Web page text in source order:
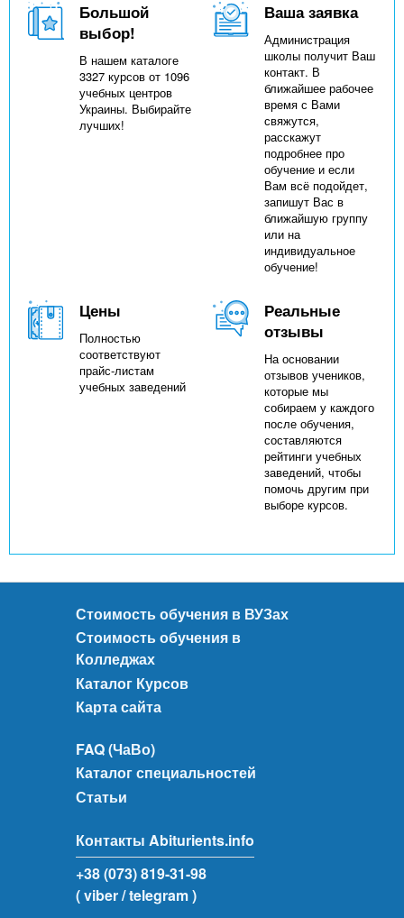
Большой
выбор!
В нашем каталоге
3327 курсов от 1096
учебных центров
Украины. Выбирайте
лучших!
Ваша заявка
Администрация
школы получит Ваш
контакт. В
ближайшее рабочее
время с Вами
свяжутся,
расскажут
подробнее про
обучение и если
Вам всё подойдет,
запишут Вас в
ближайшую группу
или на
индивидуальное
обучение!
Цены
Полностью
соответствуют
прайс-листам
учебных заведений
Реальные
отзывы
На основании
отзывов учеников,
которые мы
собираем у каждого
после обучения,
составляются
рейтинги учебных
заведений, чтобы
помочь другим при
выборе курсов.
Стоимость обучения в ВУЗах
Стоимость обучения в
Колледжах
Каталог Курсов
Карта сайта
FAQ (ЧаВо)
Каталог специальностей
Статьи
Контакты Abiturients.info
+38 (073) 819-31-98
( viber/ telegram )